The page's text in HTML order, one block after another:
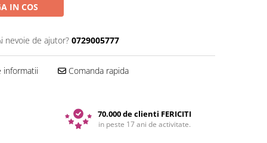
IN COS
nevoie de ajutor? 0729005777
informatii Comanda rapida
70.000 de clienti FERICITI
in peste 17 ani de activitate.